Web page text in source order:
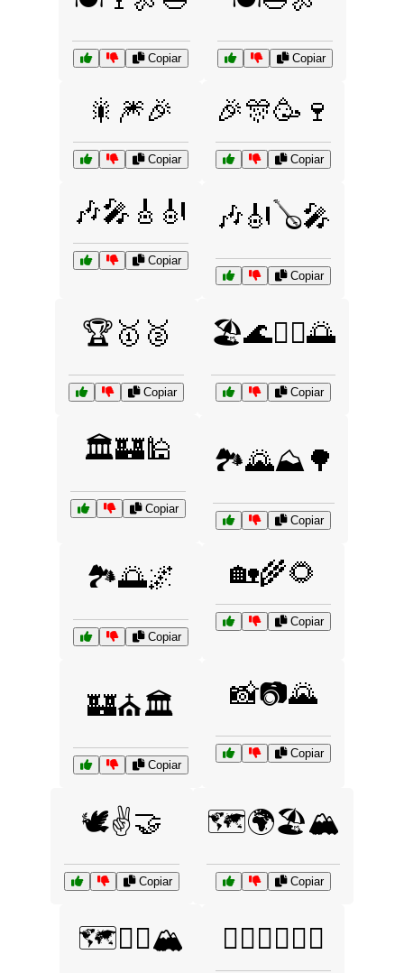
Copiar Copiar
🎇🎆🎉
Copiar
🎉🎊🥳🍷
Copiar
🎶🎤🎸🎻
Copiar
🎶🎻🪕🎤
Copiar
🏆🥇🥈
Copiar
🏖️🌊🏄‍♂️🌅
Copiar
🏛️🏰🕌
Copiar
🏞️🌄⛰️🌳
Copiar
🏞️🌅🌌
Copiar
🏡🌾🌻
Copiar
🏰⛪🏛️
Copiar
📸📷🌄
Copiar
🕊️✌️🤝
Copiar
🗺️🌍🏖️🏔️
Copiar
🗺️🚴‍♀️🏔️ 🚴‍♂️🚵‍♀️🏄‍♂️